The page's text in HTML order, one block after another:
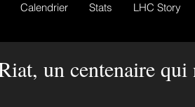
Calendrier Stats LHC Story
un centenaire qui